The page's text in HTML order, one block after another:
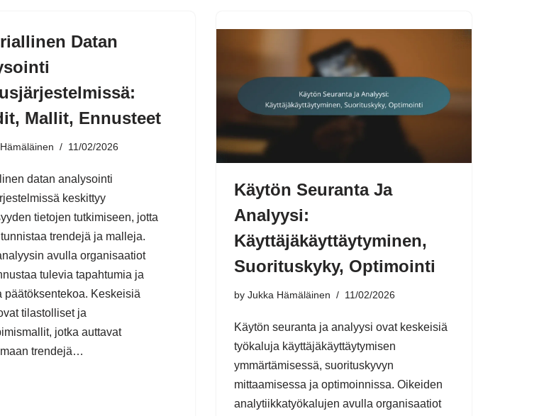
Datan
Mallit, Ennusteet
11/02/2026
datan analysointi
keskittyy
tietojen tutkimiseen, jotta
trendejä ja malleja.
avulla organisaatiot
tulevia tapahtumia ja
päätöksentekoa. Keskeisiä
tilastolliset ja
jotka auttavat
trendejä…
Käytön Seuranta Ja
Analyysi:
Käyttäjäkäyttäytyminen,
Suorituskyky, Optimointi
by Jukka Hämäläinen 11/02/2026
Käytön seuranta ja analyysi ovat keskeisiä
työkaluja käyttäjäkäyttäytymisen
ymmärtämisessä, suorituskyvyn
mittaamisessa ja optimoinnissa. Oikeiden
analytiikkatyökalujen avulla organisaatiot